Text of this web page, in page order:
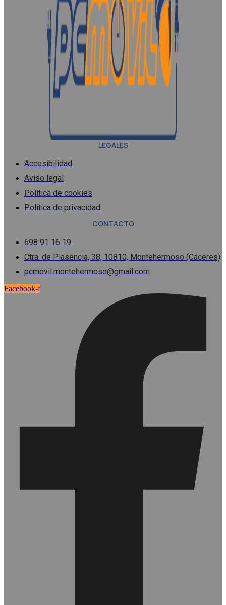
LEGALES
Accesibilidad
Aviso legal
Política de cookies
Política de privacidad
CONTACTO
698 91 16 19
Ctra. de Plasencia, 38, 10810, Montehermoso (Cáceres)
pcmovil.montehermoso@gmail.com
Facebook-f